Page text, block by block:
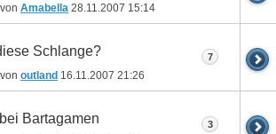
Amabella 28.11.2007 15:14
Schlange?
outland 16.11.2007 21:26
7
Bartagamen 3